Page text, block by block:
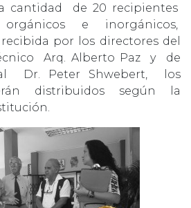
cantidad de 20 recipientes
e inorgánicos,
por los directores del
Arq. Alberto Paz y de
Dr. Peter Shwebert, los
distribuidos según la